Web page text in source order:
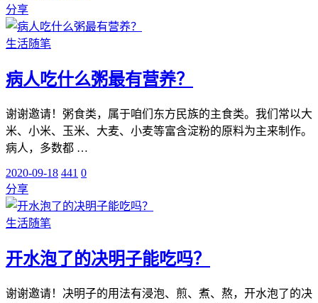
分享
生活随笔
病人吃什么粥最有营养？
谢谢邀请！粥食类，属于咱们东方民族的主食类。我们常以大
米、小米、玉米、大麦、小麦等富含淀粉的原料为主来制作。
病人，多数都 …
2020-09-18 441 0
分享
生活随笔
开水泡了的决明子能吃吗？
谢谢邀请！决明子的用法有浸泡、煎、煮、熬，开水泡了的决